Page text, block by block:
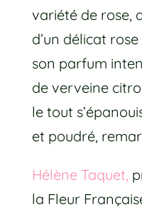
variété de rose,
d’un délicat
son parfum
de verveine
le tout
et poudré,
Hélène Taquet,
la Fleur